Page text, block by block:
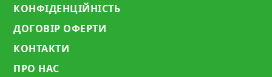
КОНФІДЕНЦІЙНІСТЬ
ДОГОВІР ОФЕРТИ
КОНТАКТИ
ПРО НАС